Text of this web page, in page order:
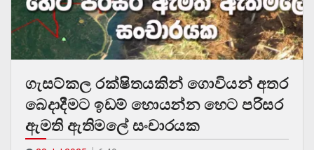
ගැසට්කල රක්ෂිතයකින් ගොවියන් අතර
බෙදාදීමට ඉඩම් හොයන්න හෙට පරිසර
ඇමති ඇතිමලේ සංචාරයක